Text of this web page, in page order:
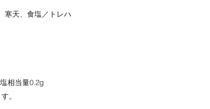
寒天、食塩／トレハ
相当量0.2g
。